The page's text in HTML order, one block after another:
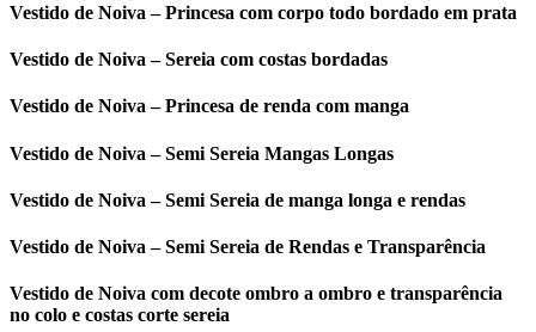
Vestido de Noiva – Princesa com corpo todo bordado em prata
Vestido de Noiva – Sereia com costas bordadas
Vestido de Noiva – Princesa de renda com manga
Vestido de Noiva – Semi Sereia Mangas Longas
Vestido de Noiva – Semi Sereia de manga longa e rendas
Vestido de Noiva – Semi Sereia de Rendas e Transparência
Vestido de Noiva com decote ombro a ombro e transparência
no colo e costas corte sereia